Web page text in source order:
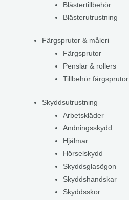
Blästertillbehör
Blästerutrustning
Färgsprutor & måleri
Färgsprutor
Penslar & rollers
Tillbehör färgsprutor
Skyddsutrustning
Arbetskläder
Andningsskydd
Hjälmar
Hörselskydd
Skyddsglasögon
Skyddshandskar
Skyddsskor